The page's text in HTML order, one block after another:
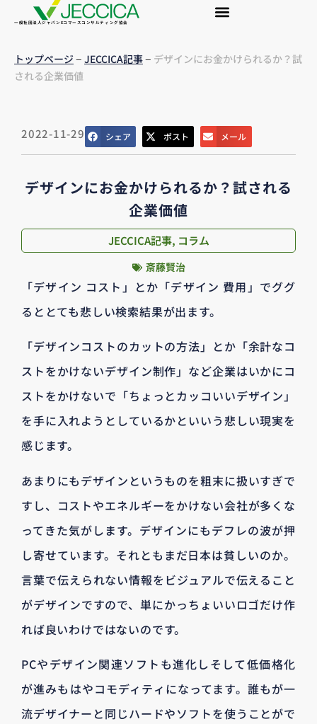
一般社団法人ジャパンEコマースコンサルティング協会
トップページ– JECCICA記事– デザインにお金かけられるか？試
される企業価値
2022-11-29 シェア ポスト メール
デザインにお金かけられるか？試される
企業価値
JECCICA記事, コラム
斎藤賢治
「デザイン コスト」とか「デザイン 費用」でググ
るととても悲しい検索結果が出ます。
「デザインコストのカットの方法」とか「余計なコ
ストをかけないデザイン制作」など企業はいかにコ
ストをかけないで「ちょっとカッコいいデザイン」
を手に入れようとしているかといいう悲しい現実を
感じます。
あまりにもデザインというものを粗末に扱いすぎで
すし、コストやエネルギーをかけない会社が多くな
ってきた気がします。デザインにもデフレの波が押
し寄せています。それともまだ日本は貧しいのか。
言葉で伝えられない情報をビジュアルで伝えること
がデザインですので、単にかっちょいいロゴだけ作
れば良いわけではないのです。
PCやデザイン関連ソフトも進化しそして低価格化
が進みもはやコモディティになってます。誰もが一
流デザイナーと同じハードやソフトを使うことがで